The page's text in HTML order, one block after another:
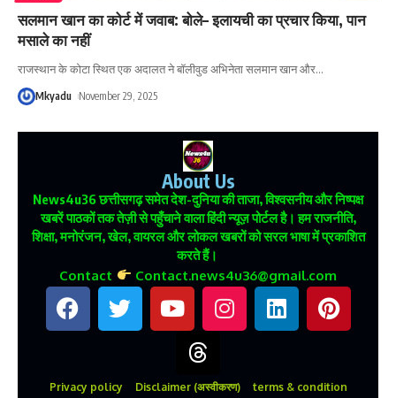
सलमान खान का कोर्ट में जवाब: बोले– इलायची का प्रचार किया, पान
मसाले का नहीं
राजस्थान के कोटा स्थित एक अदालत ने बॉलीवुड अभिनेता सलमान खान और…
Mkyadu November 29, 2025
About Us
News4u36छत्तीसगढ़ समेत देश-दुनिया की ताजा, विश्वसनीय और निष्पक्ष
खबरें पाठकों तक तेज़ी से पहुँचाने वाला हिंदी न्यूज़ पोर्टल है। हम राजनीति,
शिक्षा, मनोरंजन, खेल, वायरल और लोकल खबरों को सरल भाषा में प्रकाशित
करते हैं।
Contact Contact.news4u36@gmail.com
Privacy policy Disclaimer (अस्वीकरण) terms & condition